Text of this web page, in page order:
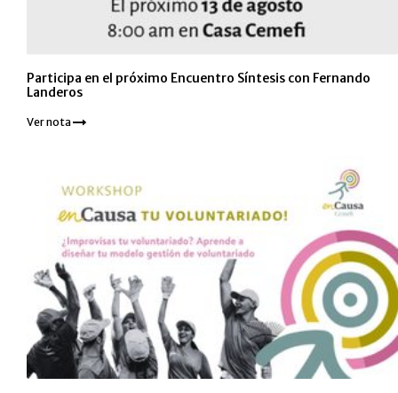
Participa en el próximo Encuentro Síntesis con Fernando
Landeros
Ver nota